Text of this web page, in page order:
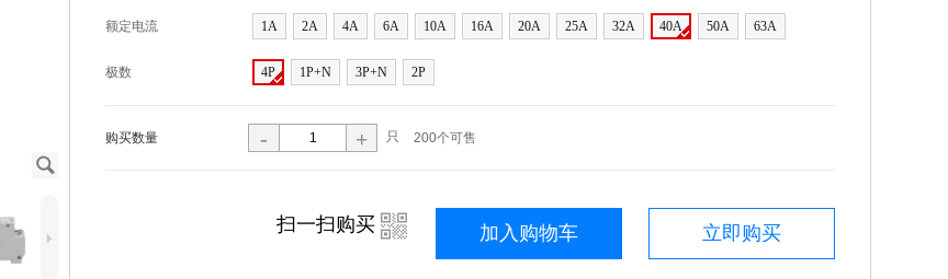
J
5
额定电流 1A 2A 4A 6A 10A 16A 20A 25A 32A 40A 50A 63A
极数 4P 1P+N 3P+N 2P
购买数量 - + 只 200个可售
立即购买
加入购物车
扫一扫购买 i